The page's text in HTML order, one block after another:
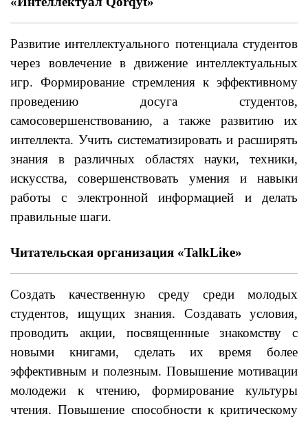
Развитие интеллектуального потенциала студентов
через вовлечение в движение интеллектуальных
игр. Формирование стремления к эффективному
проведению досуга студентов,
самосовершенствованию, а также развитию их
интеллекта. Учить систематизировать и расширять
знания в различных областях науки, техники,
искусства, совершенствовать умения и навыки
работы с электронной информацией и делать
правильные шаги.
Читательская организация «TalkLike»
Создать качественную среду среди молодых
студентов, ищущих знания. Создавать условия,
проводить акции, посвященнные знакомству с
новыми книгами, сделать их время более
эффективным и полезным. Повышение мотивации
молодежи к чтению, формирование культуры
чтения. Повышение способности к критическому